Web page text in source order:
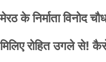
मेरठ के निर्माता विनोद
मिलिए रोहित उगले से!